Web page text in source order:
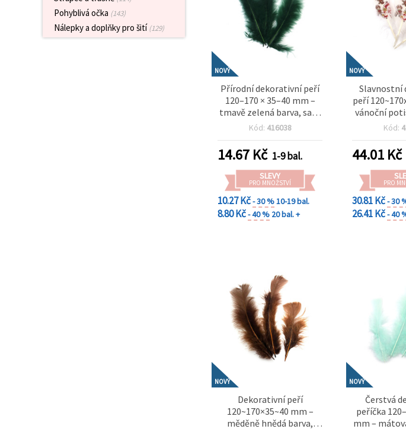
Pohyblivá očka (143)
Nálepky a doplňky pro šití(129)
NOVÝ
Přírodní dekorativní peří
120–170 × 35–40 mm –
tmavě zelená barva, sada
10 ks pro rustikální
dekorace a kreativní
květinová aranžmá
Kód: 416038
14.67 Kč 1-9 bal.
SLEVY
PRO MNOŽSTVÍ
10.27 Kč- 30 %10-19 bal.
8.80 Kč- 40 % 20 bal. +
NOVÝ
Slavnostní
peří
vánoční
na
DIY
Kód:
44.01 Kč
PRO
30.81 Kč- 30
26.41 Kč- 40
NOVÝ
Dekorativní peří
120~170×35~40 mm –
měděně hnědá barva,
NOVÝ
Čerstvá
peříčka
mm –